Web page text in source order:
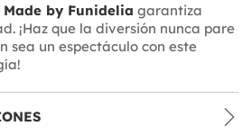
Made by Funidelia garantiza
¡Haz que la diversión nunca pare
sea un espectáculo con este